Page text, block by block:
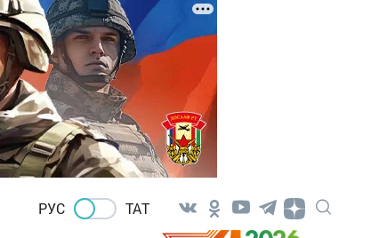
РУС ТАТ